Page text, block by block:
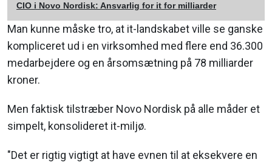
CIO i Novo Nordisk: Ansvarlig for it for milliarder
Man kunne måske tro, at it-landskabet ville se ganske
kompliceret ud i en virksomhed med flere end 36.300
medarbejdere og en årsomsætning på 78 milliarder
kroner.
Men faktisk tilstræber Novo Nordisk på alle måder et
simpelt, konsolideret it-miljø.
"Det er rigtig vigtigt at have evnen til at eksekvere en